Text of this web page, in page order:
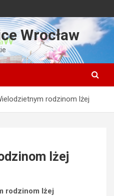
Wrocław
rodzinom lżej
lżej
rodzinom lżej